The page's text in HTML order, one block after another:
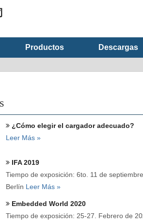
Productos Descargas
¿Cómo elegir el cargador adecuado?
Leer Más »
IFA 2019
Tiempo de exposición: 6to. 11 de
Berlín Leer Más »
Embedded World 2020
Tiempo de exposición: 25-27. Febrero de